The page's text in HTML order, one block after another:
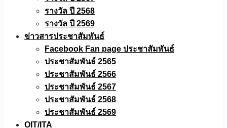
รางวัล ปี 2568
รางวัล ปี 2569
ข่าวสารประชาสัมพันธ์
Facebook Fan page ประชาสัมพันธ์
ประชาสัมพันธ์ 2565
ประชาสัมพันธ์ 2566
ประชาสัมพันธ์ 2567
ประชาสัมพันธ์ 2568
ประชาสัมพันธ์ 2569
OIT/ITA